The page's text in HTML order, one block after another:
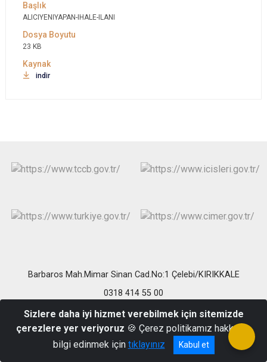
Keskin
Sulakyurt
Yahşihan
ALICIYENIYAPAN-IHALE-ILANI
23 KB
indir
Barbaros Mah.Mimar Sinan Cad.No:1 Çelebi/KIRIKKALE
0318 414 55 00
Sizlere daha iyi hizmet verebilmek için sitemizde
çerezlere yer veriyoruz 🍪 Çerez politikamız hakkında
bilgi edinmek için tıklayınız Kabul et